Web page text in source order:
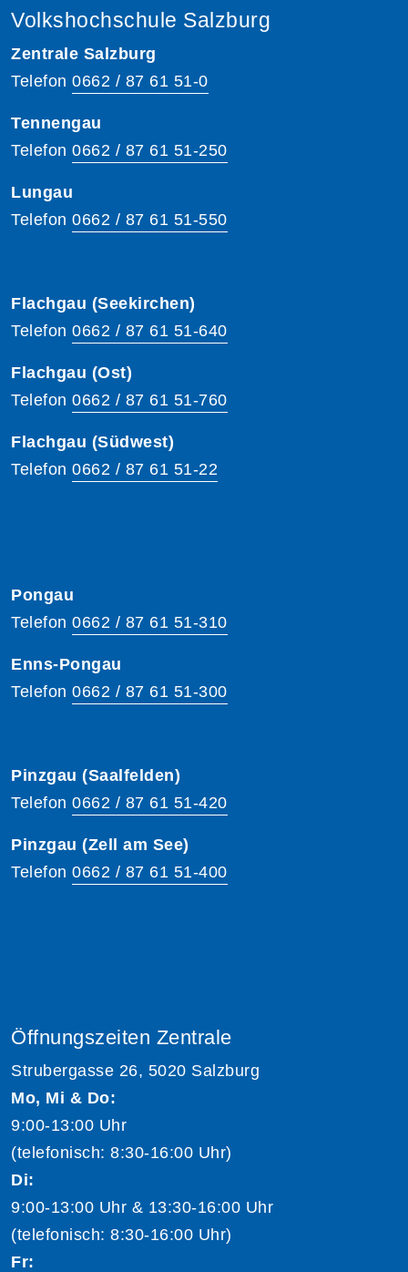
Volkshochschule Salzburg
Zentrale Salzburg
Telefon 0662 / 87 61 51-0
Tennengau
Telefon 0662 / 87 61 51-250
Lungau
Telefon 0662 / 87 61 51-550
Flachgau (Seekirchen)
Telefon 0662 / 87 61 51-640
Flachgau (Ost)
Telefon 0662 / 87 61 51-760
Flachgau (Südwest)
Telefon 0662 / 87 61 51-22
Pongau
Telefon 0662 / 87 61 51-310
Enns-Pongau
Telefon 0662 / 87 61 51-300
Pinzgau (Saalfelden)
Telefon 0662 / 87 61 51-420
Pinzgau (Zell am See)
Telefon 0662 / 87 61 51-400
Öffnungszeiten Zentrale
Strubergasse 26, 5020 Salzburg
Mo, Mi & Do:
9:00-13:00 Uhr
(telefonisch: 8:30-16:00 Uhr)
Di:
9:00-13:00 Uhr & 13:30-16:00 Uhr
(telefonisch: 8:30-16:00 Uhr)
Fr: